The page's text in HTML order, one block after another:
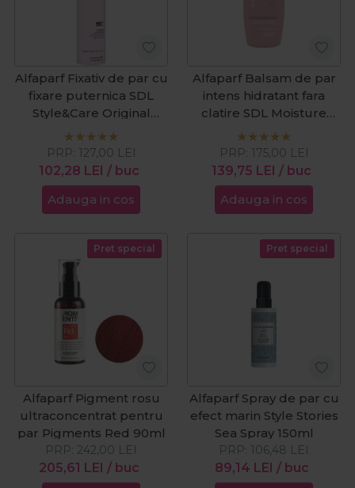
Alfaparf Fixativ de par cu
fixare puternica SDL
Style&Care Original
500ml
102,28 LEI / buc
PRP: 127,00 LEI
Adauga in cos
Alfaparf Balsam de par
intens hidratant fara
clatire SDL Moisture
Nutritive 1000ml
139,75 LEI / buc
PRP: 175,00 LEI
Adauga in cos
Pret special
Alfaparf Pigment rosu
ultraconcentrat pentru
par Pigments Red 90ml
205,61 LEI / buc
PRP: 242,00 LEI
Pret special
Alfaparf Spray de par cu
efect marin Style Stories
Sea Spray 150ml
89,14 LEI / buc
PRP: 106,48 LEI